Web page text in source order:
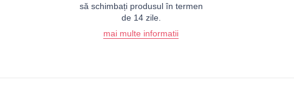
să schimbați produsul în termen
de 14 zile.
mai multe informatii